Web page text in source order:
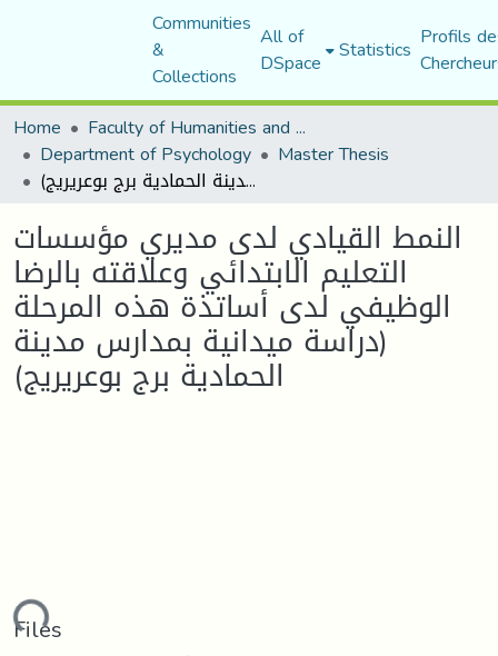
Communities
&
Collections
All of
DSpace Statistics Profils
Home
Faculty of Humanities and Social Sciences
Department of Psychology Master Thesis
النمط القيادي لدى مديري مؤسسات التعليم الابتدائي وعلاقته بالرضا الوظيفي لدى أساتذة هذه المرحلة (دراسة ميدانية بمدارس مدينة الحمادية برج بوعريريج)
النمط القيادي لدى مديري مؤسسات
التعليم الابتدائي وعلاقته بالرضا
الوظيفي لدى أساتذة هذه المرحلة
(دراسة ميدانية بمدارس مدينة
الحمادية برج بوعريريج)
Files